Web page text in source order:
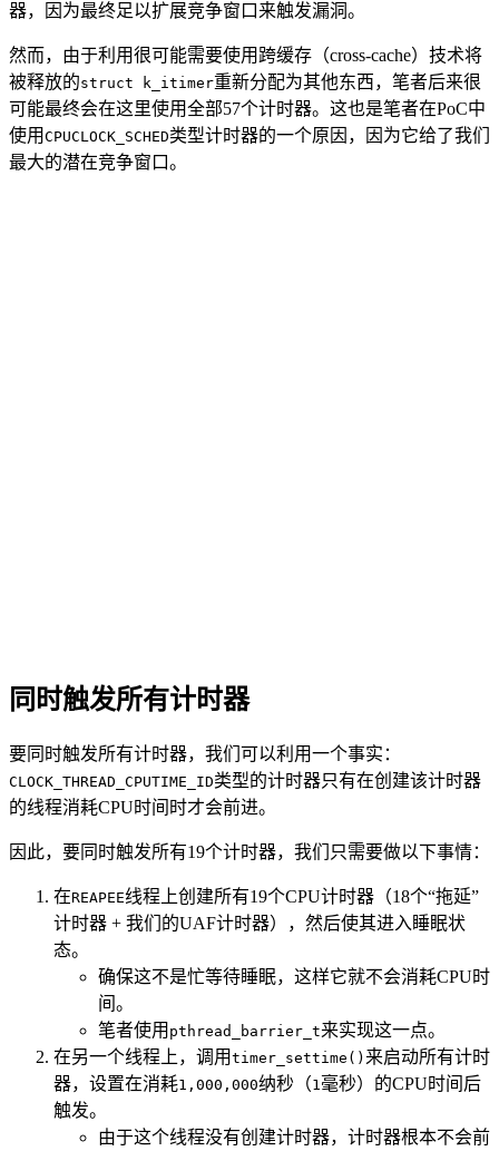
器，因为最终足以扩展竞争窗口来触发漏洞。
然而，由于利用很可能需要使用跨缓存（cross-cache）技术将
被释放的struct k_itimer重新分配为其他东西，笔者后来很
可能最终会在这里使用全部57个计时器。这也是笔者在PoC中
使用 CPUCLOCK_SCHED类型计时器的一个原因，因为它给了我们
最大的潜在竞争窗口。
同时触发所有计时器
要同时触发所有计时器，我们可以利用一个事实：
CLOCK_THREAD_CPUTIME_ID类型的计时器只有在创建该计时器
的线程消耗CPU时间时才会前进。
因此，要同时触发所有19个计时器，我们只需要做以下事情：
在REAPEE线程上创建所有19个CPU计时器（18个“拖延”
计时器 + 我们的UAF计时器），然后使其进入睡眠状
态。
确保这不是忙等待睡眠，这样它就不会消耗CPU时
间。
笔者使用 pthread_barrier_t来实现这一点。
在另一个线程上，调用 timer_settime() 来启动所有计时
器，设置在消耗1,000,000纳秒（1 毫秒）的CPU时间后
触发。
由于这个线程没有创建计时器，计时器根本不会前